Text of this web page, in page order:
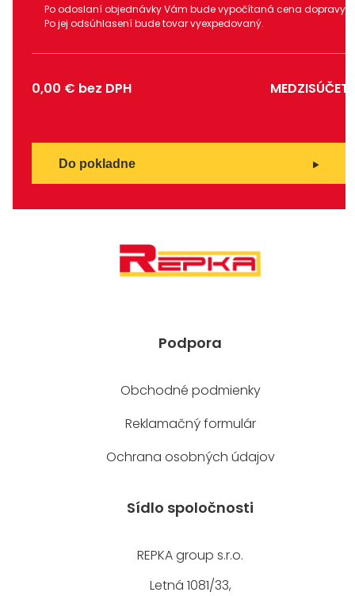
Po odoslaní objednávky Vám bude vypočítaná cena dopravy.
Po jej odsúhlasení bude tovar vyexpedovaný.
0,00 € bez DPH MEDZISÚČET
Do pokladne
Podpora
Obchodné podmienky
Reklamačný formulár
Ochrana osobných údajov
Sídlo spoločnosti
REPKA group s.r.o.
Letná 1081/33,